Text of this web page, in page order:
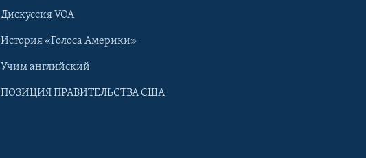
Дискуссия VOA
История «Голоса Америки»
Учим английский
ПОЗИЦИЯ ПРАВИТЕЛЬСТВА США